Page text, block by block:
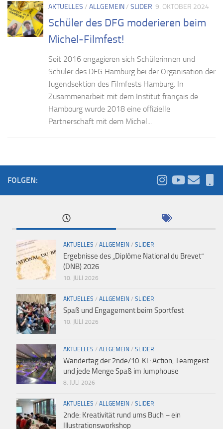
AKTUELLES / ALLGEMEIN/ SLIDER 9. OKTOBER 2024
Schüler des DFG moderieren beim
Michel-Filmfest!
Seit 2016 engagieren sich Schülerinnen und
Schüler des DFG Hamburg bei der Organisation der
Jugendsektion des Filmfests Hamburg. In
Zusammenarbeit mit dem Institut français de
Hambourg wurde 2018 eine offizielle
Partnerschaft mit dem Michel...
FOLGEN:
AKTUELLES / ALLGEMEIN / SLIDER
Ergebnisse des „Diplôme National du Brevet“
(DNB) 2026
10. JULI 2026
AKTUELLES / ALLGEMEIN / SLIDER
Spaß und Engagement beim Sportfest
10. JULI 2026
AKTUELLES / ALLGEMEIN / SLIDER
Wandertag der 2nde/10. Kl.: Action, Teamgeist
und jede Menge Spaß im Jumphouse
8. JULI 2026
AKTUELLES / ALLGEMEIN / SLIDER
2nde: Kreativität rund ums Buch – ein
Illustrationsworkshop